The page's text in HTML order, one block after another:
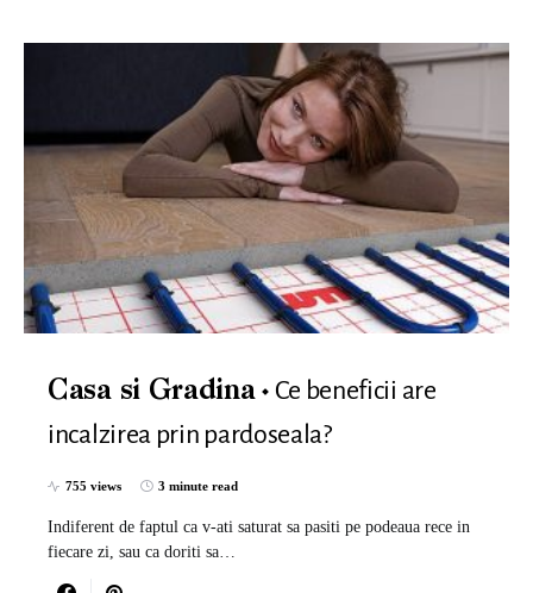
Casa si Gradina
Ce beneficii are
incalzirea prin pardoseala?
755 views 3 minute read
Indiferent de faptul ca v-ati saturat sa pasiti pe podeaua rece in
fiecare zi, sau ca doriti sa…